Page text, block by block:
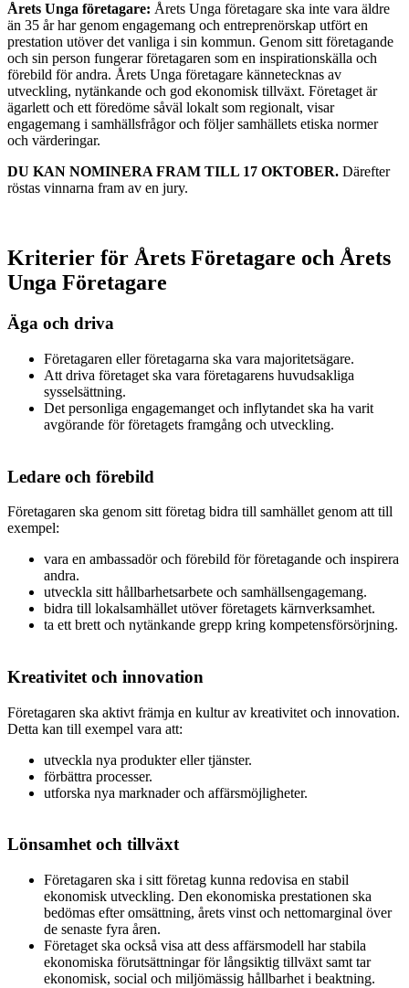
Årets Unga företagare: Årets Unga företagare ska inte vara äldre
än 35 år har genom engagemang och entreprenörskap utfört en
prestation utöver det vanliga i sin kommun. Genom sitt företagande
och sin person fungerar företagaren som en inspirationskälla och
förebild för andra. Årets Unga företagare kännetecknas av
utveckling, nytänkande och god ekonomisk tillväxt. Företaget är
ägarlett och ett föredöme såväl lokalt som regionalt, visar
engagemang i samhällsfrågor och följer samhällets etiska normer
och värderingar.
DU KAN NOMINERA FRAM TILL 17 OKTOBER. Därefter
röstas vinnarna fram av en jury.
Kriterier för Årets Företagare och Årets
Unga Företagare
Äga och driva
Företagaren eller företagarna ska vara majoritetsägare.
Att driva företaget ska vara företagarens huvudsakliga
sysselsättning.
Det personliga engagemanget och inflytandet ska ha varit
avgörande för företagets framgång och utveckling.
Ledare och förebild
Företagaren ska genom sitt företag bidra till samhället genom att till
exempel:
vara en ambassadör och förebild för företagande och inspirera
andra.
utveckla sitt hållbarhetsarbete och samhällsengagemang.
bidra till lokalsamhället utöver företagets kärnverksamhet.
ta ett brett och nytänkande grepp kring kompetensförsörjning.
Kreativitet och innovation
Företagaren ska aktivt främja en kultur av kreativitet och innovation.
Detta kan till exempel vara att:
utveckla nya produkter eller tjänster.
förbättra processer.
utforska nya marknader och affärsmöjligheter.
Lönsamhet och tillväxt
Företagaren ska i sitt företag kunna redovisa en stabil
ekonomisk utveckling. Den ekonomiska prestationen ska
bedömas efter omsättning, årets vinst och nettomarginal över
de senaste fyra åren.
Företaget ska också visa att dess affärsmodell har stabila
ekonomiska förutsättningar för långsiktig tillväxt samt tar
ekonomisk, social och miljömässig hållbarhet i beaktning.